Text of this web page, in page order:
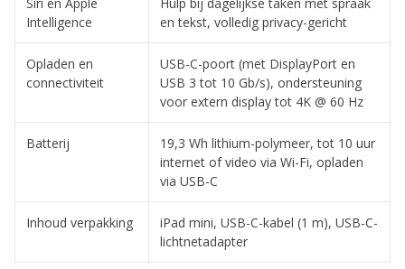
Intelligence
en tekst, volledig privacy-gericht
Opladen en
connectiviteit
USB-C-poort (met DisplayPort en
USB 3 tot 10 Gb/s), ondersteuning
voor extern display tot 4K @ 60 Hz
Batterij
19,3 Wh lithium-polymeer, tot 10 uur
internet of video via Wi-Fi, opladen
via USB-C
Inhoud verpakking
iPad mini, USB-C-kabel (1 m), USB-C-
lichtnetadapter